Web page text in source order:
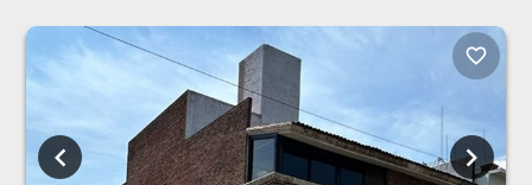
favorite_border
chevron_left chevron_right